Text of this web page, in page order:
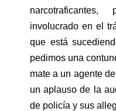
involucrado en el
que está
pedimos una
mate a un agente
un aplauso de la
de policía y sus